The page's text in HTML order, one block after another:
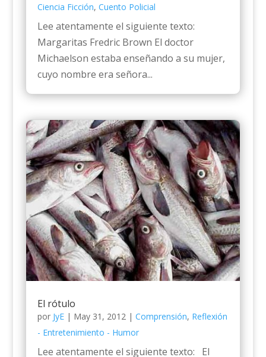
Ciencia Ficción, Cuento Policial
Lee atentamente el siguiente texto:
Margaritas Fredric Brown El doctor
Michaelson estaba enseñando a su mujer,
cuyo nombre era señora...
El rótulo
por JyE| May 31, 2012 | Comprensión, Reflexión
- Entretenimiento - Humor
Lee atentamente el siguiente texto: El